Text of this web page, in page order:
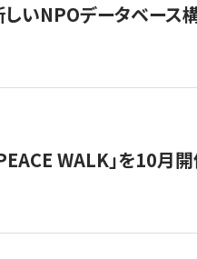
しいNPOデータベー
WALK」を10月